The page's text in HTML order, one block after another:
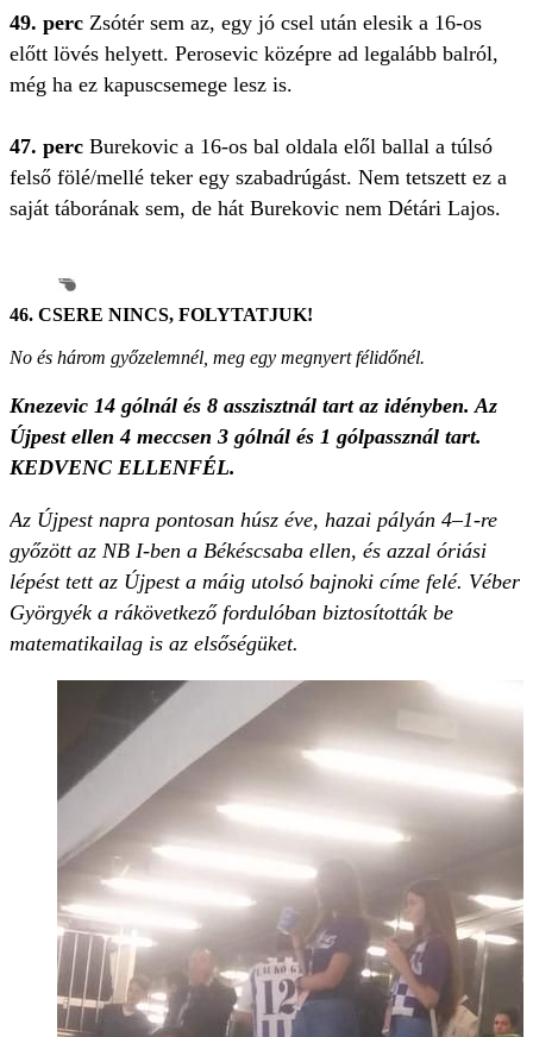
49. perc Zsótér sem az, egy jó csel után elesik a 16-os
előtt lövés helyett. Perosevic középre ad legalább balról,
még ha ez kapuscsemege lesz is.
47. perc Burekovic a 16-os bal oldala elől ballal a túlsó
felső fölé/mellé teker egy szabadrúgást. Nem tetszett ez a
saját táborának sem, de hát Burekovic nem Détári Lajos.
46. CSERE NINCS, FOLYTATJUK!
No és három győzelemnél, meg egy megnyert félidőnél.
Knezevic 14 gólnál és 8 asszisztnál tart az idényben. Az
Újpest ellen 4 meccsen 3 gólnál és 1 gólpassznál tart.
KEDVENC ELLENFÉL.
Az Újpest napra pontosan húsz éve, hazai pályán 4–1-re
győzött az NB I-ben a Békéscsaba ellen, és azzal óriási
lépést tett az Újpest a máig utolsó bajnoki címe felé. Véber
Györgyék a rákövetkező fordulóban biztosították be
matematikailag is az elsőségüket.